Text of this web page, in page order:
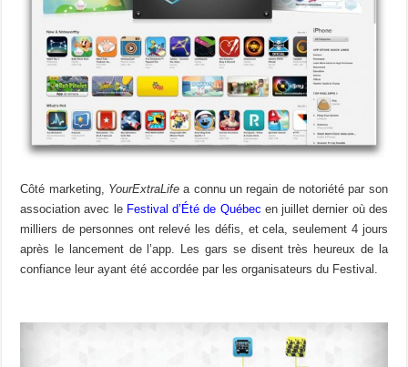
Côté marketing, YourExtraLifea connu un regain de notoriété par son
association avec le Festival d’Été de Québec en juillet dernier où des
milliers de personnes ont relevé les défis, et cela, seulement 4 jours
après le lancement de l’app. Les gars se disent très heureux de la
confiance leur ayant été accordée par les organisateurs du Festival.